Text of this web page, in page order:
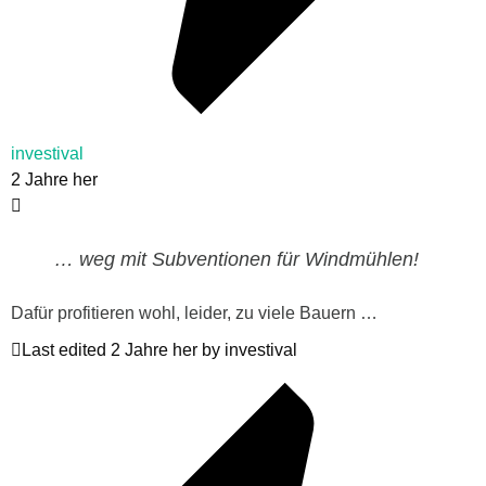
investival
2 Jahre her
… weg mit Subventionen für Windmühlen!
Dafür profitieren wohl, leider, zu viele Bauern …
Last edited 2 Jahre her by investival